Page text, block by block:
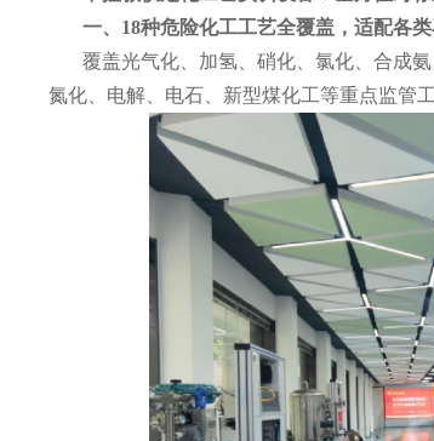
一、 18种危险化工工艺全覆盖，适配各类
覆盖光气化、加氢、硝化、氯化、合成
氮化、电解、电石、新型煤化工等重点监管